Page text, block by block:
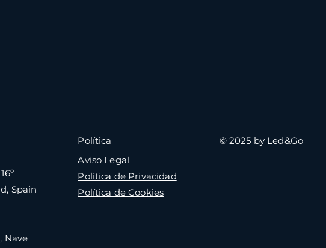
Spain
Nave
Política
Aviso Legal
Política de Privacidad
Política de Cookies
© 2025 by Led&Go